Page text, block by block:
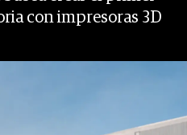
con impresoras 3D